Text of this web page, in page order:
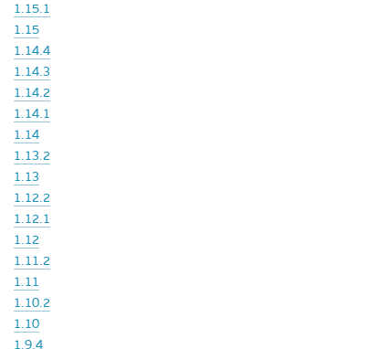
1.15.1
1.15
1.14.4
1.14.3
1.14.2
1.14.1
1.14
1.13.2
1.13
1.12.2
1.12.1
1.12
1.11.2
1.11
1.10.2
1.10
1.9.4